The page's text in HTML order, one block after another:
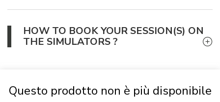
HOW TO BOOK YOUR SESSION(S) ON
THE SIMULATORS ?
Questo prodotto non è più disponibile